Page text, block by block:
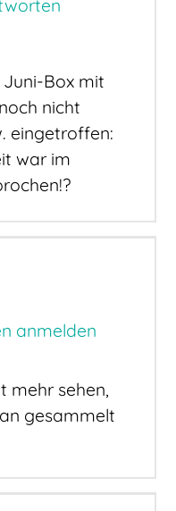
Juni-Box mit
nicht
eingetroffen:
war im
anmelden
mehr sehen,
gesammelt